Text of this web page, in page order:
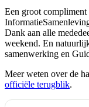
Een groot
Dank aan alle
weekend. En
samenwerking en
Meer weten over de
officiële terugblik.